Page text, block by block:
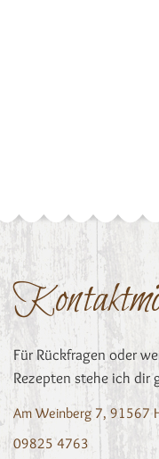
Für Rückfragen oder
Rezepten stehe ich dir
Am Weinberg 7, 91567
09825 4763